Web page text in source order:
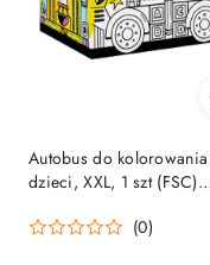
Autobus do
dzieci, XXL, 1 szt (FSC)
(0)